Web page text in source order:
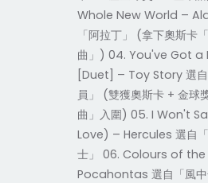
Whole New World –
「阿拉丁」 (拿下奧斯卡
曲」) 04. You've Got a
[Duet] – Toy Story 選自
員」 (雙獲奧斯卡 + 金球
曲」入圍) 05. I Won't
Love) – Hercules 選自
士」 06. Colours of
Pocahontas 選自「風